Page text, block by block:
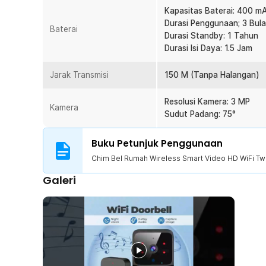
Baterai Tangguh, Tahan Lama
Dilengkapi dengan baterai bawaan 400 mAh yang
dan hingga 1 tahun durasi standby. Jika daya baterai
notifikasi ke ponsel dan Anda bisa mengisi ulang daya
Kelengkapan Produk
Rincian yang Anda dapatkan untuk pembelian produk ini:
1 x Chim Bel Rumah Wireless Smart Video HD WiFi
1 Set Baut dan Fisher
1 x Perekat Dinding
1 x Panduan Penggunaan
Baterai
Kapasitas Baterai: 400
Durasi Penggunaan; 3
Durasi Standby: 1 Tahun
Durasi Isi Daya: 1.5 Jam
Jarak Transmisi 150 M (Tanpa Halangan)
Kamera
Resolusi Kamera: 3 MP
Sudut Padang: 75°
Buku Petunjuk Penggunaan
Chim Bel Rumah Wireless Smart Video HD WiFi
Galeri